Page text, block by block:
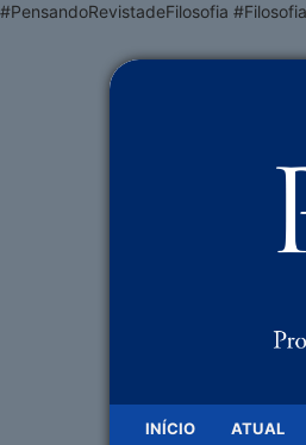
#PensandoRevistadeFilosofia
INÍCIO ATUAL